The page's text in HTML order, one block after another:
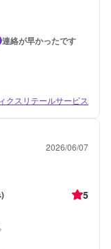
連絡が早かったです
クスリテールサービス
2026/06/07
5